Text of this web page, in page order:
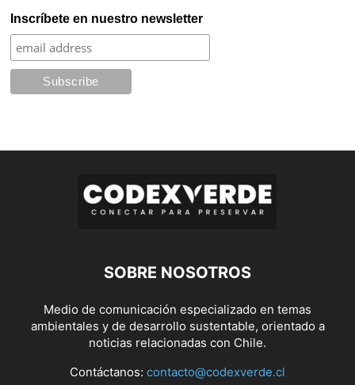
Inscríbete en nuestro newsletter
SOBRE NOSOTROS
Medio de comunicación especializado en temas
ambientales y de desarrollo sustentable, orientado a
noticias relacionadas con Chile.
Contáctanos: contacto@codexverde.cl